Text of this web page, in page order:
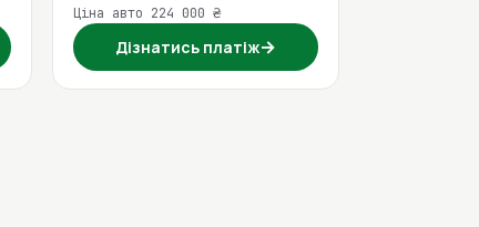
Ціна авто 224 000 ₴
Дізнатись платіж→